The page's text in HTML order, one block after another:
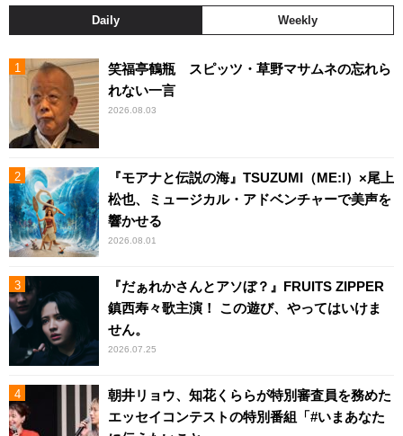
Daily Weekly
笑福亭鶴瓶 スピッツ・草野マサムネの忘れら
れない一言
2026.08.03
『モアナと伝説の海』TSUZUMI（ME:I）×尾上
松也、ミュージカル・アドベンチャーで美声を
響かせる
2026.08.01
『だぁれかさんとアソぼ？』FRUITS ZIPPER
鎮西寿々歌主演！ この遊び、やってはいけま
せん。
2026.07.25
朝井リョウ、知花くららが特別審査員を務めた
エッセイコンテストの特別番組「#いまあなた